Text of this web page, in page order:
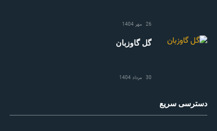
26 مهر 1404
گل گاوزبان
30 مرداد 1404
دسترسی سریع